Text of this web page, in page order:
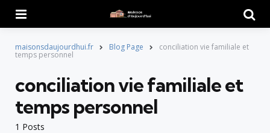
maisonsdaujourdhui.fr Blog Page conciliation vie familiale et
temps personnel
1 Posts
conciliation vie familiale et
temps personnel